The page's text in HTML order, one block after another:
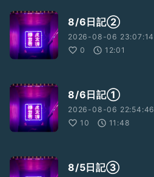
8/6日記②
2026-08-06 23:07:14
0
12:01
8/6日記①
2026-08-06 22:54:46
10
11:48
8/5日記③